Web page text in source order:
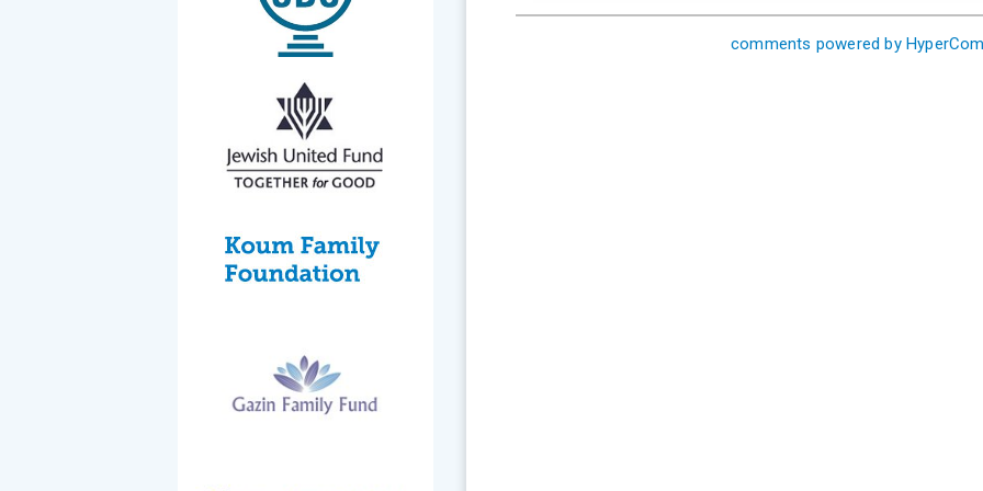
comments powered by